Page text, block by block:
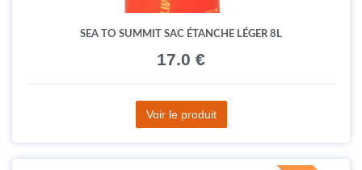
SEA TO SUMMIT SAC ÉTANCHE LÉGER 8L
17.0 €
Voir le produit